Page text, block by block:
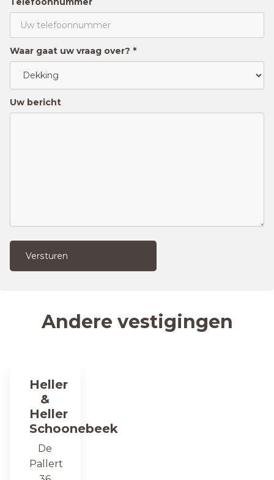
Waar gaat uw vraag over? *
Uw bericht
Versturen
Andere vestigingen
Heller
&
Heller
Schoonebeek
De
Pallert